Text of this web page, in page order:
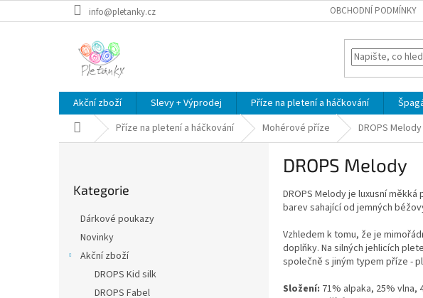
na
info@pletanky.cz OBCHODNÍ PODMÍNKY
Akční zboží Slevy + Výprodej Příze na pletení a háčkování
Domů Příze na pletení a háčkování Mohérové příze DROPS Melody
kategorie
Kategorie
Dárkové poukazy
Novinky
Akční zboží
DROPS Kid silk
DROPS Fabel
DROPS Melody
DROPS Melody je luxusní
barev sahající od jemných
Vzhledem k tomu, že je
doplňky. Na silných jehlicích
společně s jiným typem příze -
Složení: 71% alpaka, 25% vlna,